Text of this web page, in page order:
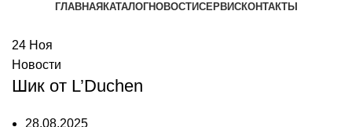
ГЛАВНАЯ КАТАЛОГНОВОСТИСЕРВИСКОНТАКТЫ
24 Ноя
Новости
Шик от L’Duchen
28.08.2025